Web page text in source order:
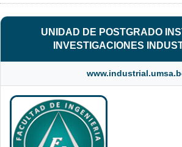
UNIDAD DE POSTGRADO
INVESTIGACIONES